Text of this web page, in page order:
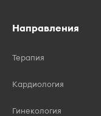
Направления
Терапия
Кардиология
Гинекология